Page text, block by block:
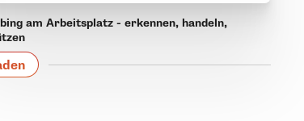
am Arbeitsplatz - erkennen, handeln,